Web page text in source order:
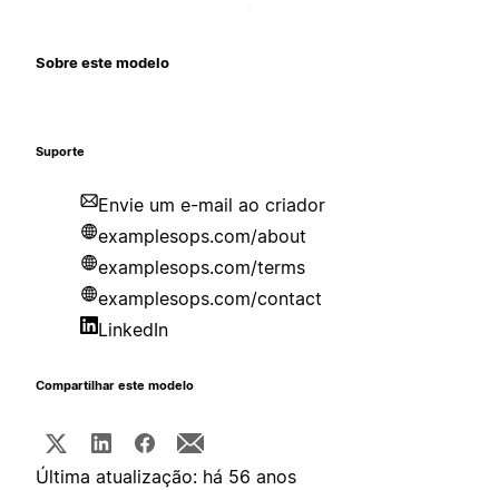
Sobre este modelo
Suporte
Envie um e-mail ao criador
examplesops.com/about
examplesops.com/terms
examplesops.com/contact
LinkedIn
Compartilhar este modelo
Última atualização: há 56 anos